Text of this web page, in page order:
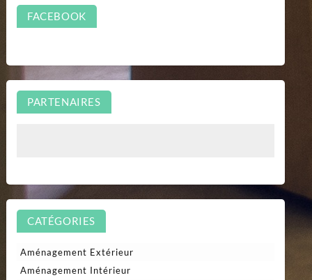
FACEBOOK
PARTENAIRES
CATÉGORIES
Aménagement Extérieur
Aménagement Intérieur